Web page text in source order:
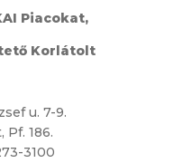
Piacokat,
Korlátolt
u. 7-9.
Pf. 186.
3100